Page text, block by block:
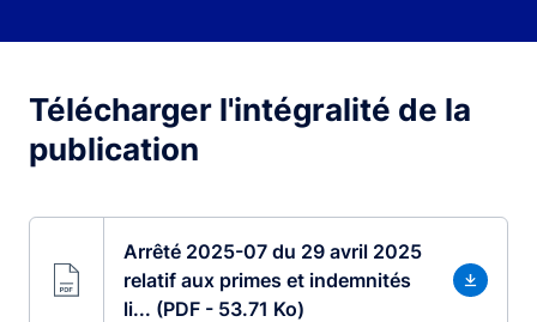
Télécharger l'intégralité de la
publication
Arrêté 2025-07 du 29 avril 2025
relatif aux primes et indemnités
li... (PDF - 53.71 Ko)